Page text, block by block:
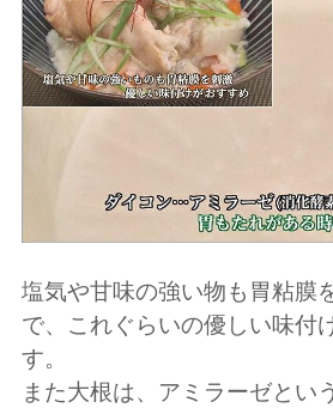
塩気や甘味の強い物も胃粘膜
で、これぐらいの優しい味付
す。
また大根は、アミラーゼとい